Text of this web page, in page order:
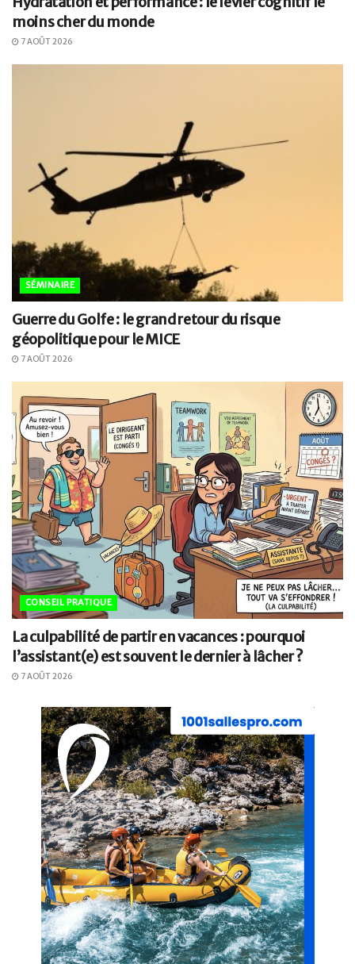
moins cher du monde
7 AOÛT 2026
SÉMINAIRE
Guerre du Golfe : le grand retour du risque
géopolitique pour le MICE
7 AOÛT 2026
CONSEIL PRATIQUE
La culpabilité de partir en vacances : pourquoi
l’assistant(e) est souvent le dernier à lâcher ?
7 AOÛT 2026